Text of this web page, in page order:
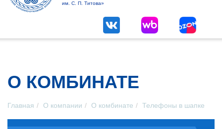
им. С. П. Титова»
О КОМБИНАТЕ
Главная О компании О комбинате Телефоны в шапке